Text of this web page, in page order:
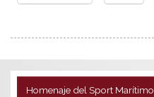
Homenaje del Sport Marítimo